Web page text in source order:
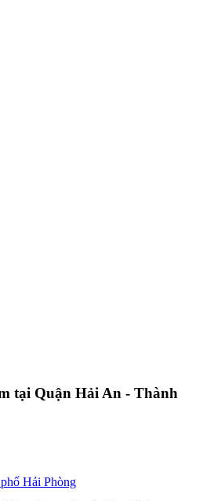
tại Quận Hải An - Thành
Hải Phòng